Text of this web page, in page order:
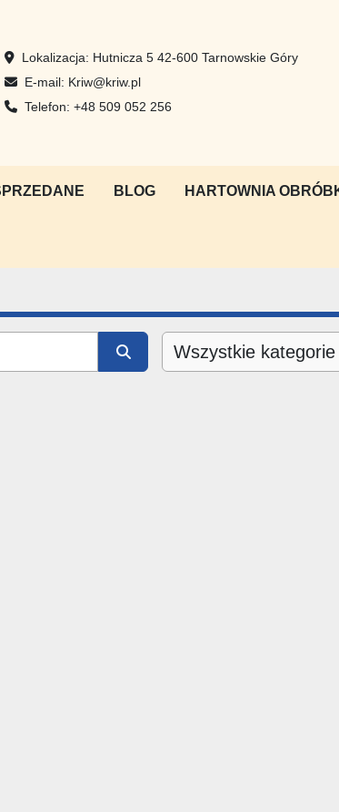
Lokalizacja: Hutnicza 5 42-600 Tarnowskie Góry
E-mail: Kriw@kriw.pl
Telefon: +48 509 052 256
SPRZEDANE BLOG HARTOWNIA
Wszystkie kategorie